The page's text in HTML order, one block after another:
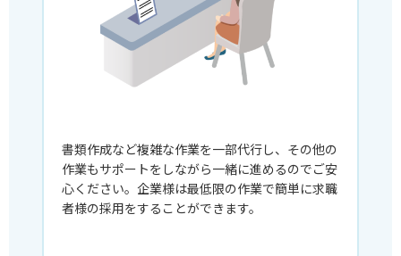
書類作成など複雑な作業を一部代行し、その他の
作業もサポートをしながら一緒に進めるのでご安
心ください。企業様は最低限の作業で簡単に求職
者様の採用をすることができます。